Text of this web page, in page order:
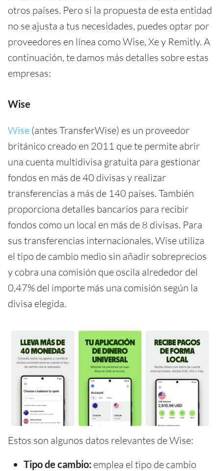
otros países. Pero si la propuesta de esta entidad
no se ajusta a tus necesidades, puedes optar por
proveedores en línea como Wise, Xe y Remitly. A
continuación, te damos más detalles sobre estas
empresas:
Wise
Wise (antes TransferWise) es un proveedor
británico creado en 2011 que te permite abrir
una cuenta multidivisa gratuita para gestionar
fondos en más de 40 divisas y realizar
transferencias a más de 140 países. También
proporciona detalles bancarios para recibir
fondos como un local en más de 8 divisas. Para
sus transferencias internacionales, Wise utiliza
el tipo de cambio medio sin añadir sobreprecios
y cobra una comisión que oscila alrededor del
0,47% del importe más una comisión según la
divisa elegida.
Estos son algunos datos relevantes de Wise:
Tipo de cambio: emplea el tipo de cambio